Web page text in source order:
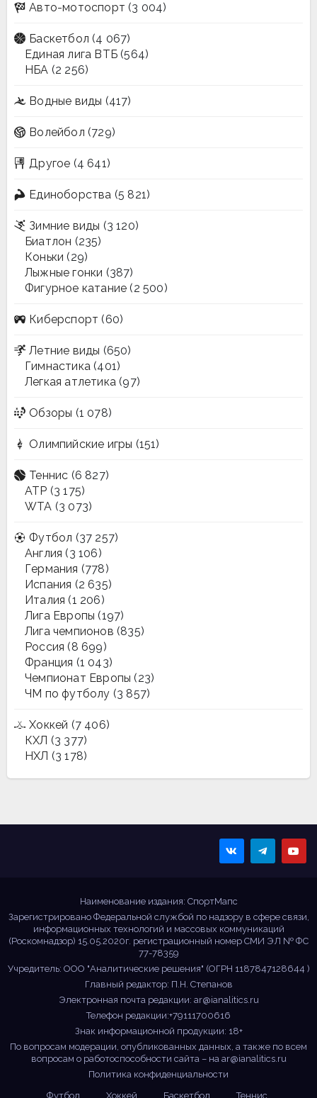
Авто-мотоспорт (3 004)
Баскетбол (4 067)
Единая лига ВТБ (564)
НБА (2 256)
Водные виды (417)
Волейбол (729)
Другое (4 641)
Единоборства (5 821)
Зимние виды (3 120)
Биатлон (235)
Коньки (29)
Лыжные гонки (387)
Фигурное катание (2 500)
Киберспорт (60)
Летние виды (650)
Гимнастика (401)
Легкая атлетика (97)
Обзоры (1 078)
Олимпийские игры (151)
Теннис (6 827)
ATP (3 175)
WTA (3 073)
Футбол (37 257)
Англия (3 106)
Германия (778)
Испания (2 635)
Италия (1 206)
Лига Европы (197)
Лига чемпионов (835)
Россия (8 699)
Франция (1 043)
Чемпионат Европы (23)
ЧМ по футболу (3 857)
Хоккей (7 406)
КХЛ (3 377)
НХЛ (3 178)
Наименование издания: СпортМапс
Зарегистрировано Федеральной службой по надзору в сфере связи,
информационных технологий и массовых коммуникаций
(Роскомнадзор) 15.05.2020г. регистрационный номер СМИ ЭЛ № ФС
77-78359
Учредитель: ООО "Аналитические решения" (ОГРН 1187847128644 )
Главный редактор: П.Н. Степанов
Электронная почта редакции: ar@ianalitics.ru
Телефон редакции:+79111700616
Знак информационной продукции: 18+
По вопросам модерации, опубликованных данных, а также по всем
вопросам о работоспособности сайта – на ar@ianalitics.ru
Политика конфиденциальности
Футбол
Хоккей Баскетбол Теннис